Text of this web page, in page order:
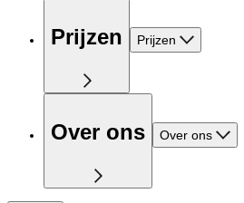
Prijzen Prijzen
Over ons Over ons